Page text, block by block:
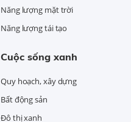
Năng lượng mặt trời
Năng lượng tái tạo
Cuộc sống xanh
Quy hoạch, xây dựng
Bất động sản
Đô thị xanh